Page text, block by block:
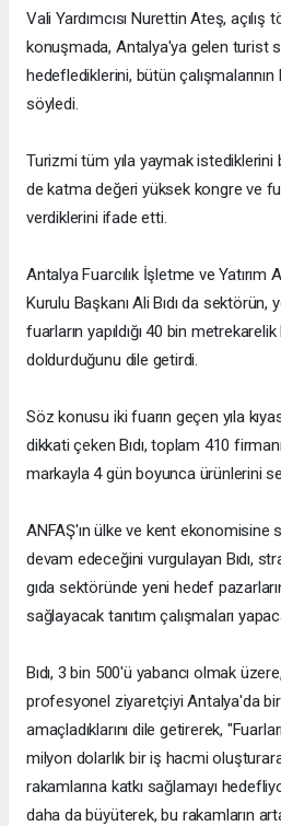
Vali Yardımcısı Nurettin Ateş, açılış
konuşmada, Antalya'ya gelen turist
hedeflediklerini, bütün
söyledi.
Turizmi tüm yıla yaymak
de katma değeri yüksek kongre ve
verdiklerini ifade etti.
Antalya Fuarcılık İşletme ve Yatırım
Kurulu Başkanı Ali Bıdı da sektörün,
fuarların yapıldığı 40 bin
doldurduğunu dile getirdi.
Söz konusu iki fuarın geçen yıla
dikkati çeken Bıdı, toplam 410
markayla 4 gün boyunca ürünlerini
ANFAŞ'ın ülke ve kent ekonomisine
devam edeceğini vurgulayan Bıdı,
gıda sektöründe yeni hedef
sağlayacak tanıtım çalışmaları
Bıdı, 3 bin 500'ü yabancı olmak
profesyonel ziyaretçiyi Antalya'da
amaçladıklarını dile getirerek,
milyon dolarlık bir iş hacmi
rakamlarına katkı sağlamayı
daha da büyüterek, bu rakamların